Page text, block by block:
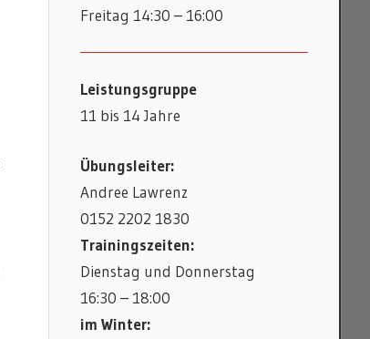
Freitag 14:30 – 16:00
Leistungsgruppe
11 bis 14 Jahre
Übungsleiter:
Andree Lawrenz
0152 2202 1830
Trainingszeiten:
Dienstag und Donnerstag
16:30 – 18:00
im Winter: